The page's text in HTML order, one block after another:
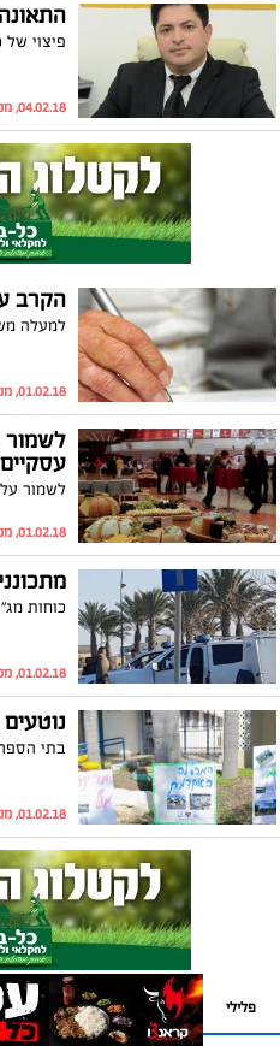
04.02.18, מנהל אתר אשקלונים
הקרב
01.02.18, מנהל אתר אשקלונים
לשמור
01.02.18, מנהל אתר אשקלונים
01.02.18, מנהל אתר אשקלונים
נוטעים בסימן
01.02.18, מנהל אתר אשקלונים
פלילי